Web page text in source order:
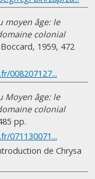
moyen âge: le
colonial
1959, 472
008207127...
Moyen âge: le
colonial
pp.
071130071...
de Chrysa